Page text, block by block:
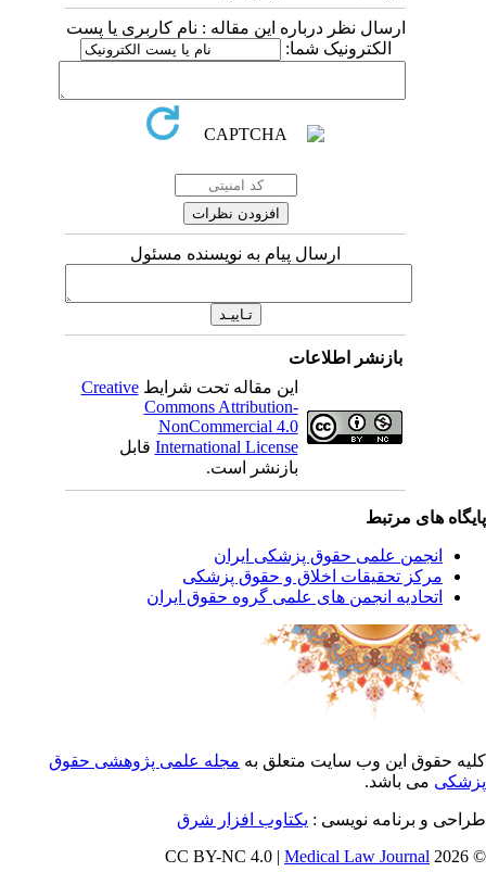
ارسال نظر درباره این مقاله : نام کاربری یا پست
الکترونیک شما:
ارسال پیام به نویسنده مسئول
بازنشر اطلاعات
این مقاله تحت شرایطCreative
Commons Attribution-
NonCommercial 4.0
International Licenseقابل
بازنشر است.
های مرتبط
انجمن علمی حقوق پزشکی ایران
مرکز تحقیقات اخلاق و حقوق پزشکی
اتحادیه انجمن های علمی گروه حقوق ایران
حقوق این وب سایت متعلق بهمجله علمی پژوهشی حقوق
می باشد.
و برنامه نویسی : یکتاوب افزار شرق
©
Medical Law Journal